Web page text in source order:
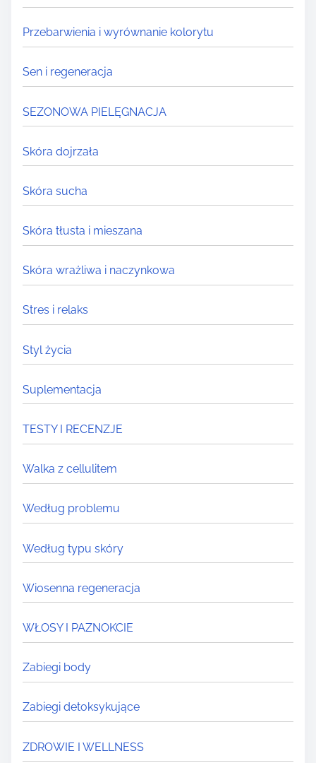
Przebarwienia i wyrównanie kolorytu
Sen i regeneracja
SEZONOWA PIELĘGNACJA
Skóra dojrzała
Skóra sucha
Skóra tłusta i mieszana
Skóra wrażliwa i naczynkowa
Stres i relaks
Styl życia
Suplementacja
TESTY I RECENZJE
Walka z cellulitem
Według problemu
Według typu skóry
Wiosenna regeneracja
WŁOSY I PAZNOKCIE
Zabiegi body
Zabiegi detoksykujące
ZDROWIE I WELLNESS